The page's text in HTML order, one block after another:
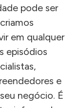
pode ser
em qualquer
episódios
e
negócio. É